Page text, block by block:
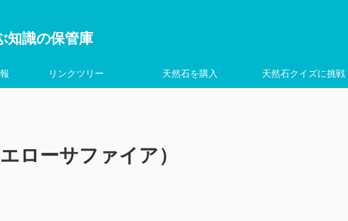
識の保管庫
リンクツリー 天然石を購入 天然石クイズに挑戦
ローサファイア）